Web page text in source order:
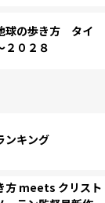
球の歩き方 タイ
２０２８
ンキング
方 meets クリスト